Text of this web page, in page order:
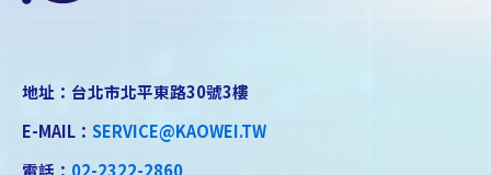
地址：台北市北平東路30號3樓
E-MAIL： SERVICE@KAOWEI.TW
電話： 02-2322-2860